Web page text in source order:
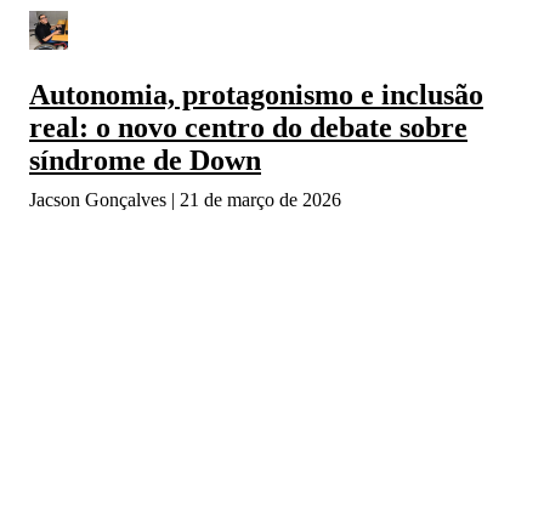
Autonomia, protagonismo e inclusão
real: o novo centro do debate sobre
síndrome de Down
Jacson Gonçalves 21 de março de 2026